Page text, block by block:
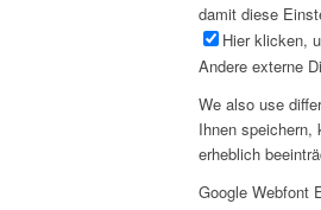
damit diese
Hier klicken,
Andere externe
We also use
Ihnen speichern,
erheblich
Google Webfont